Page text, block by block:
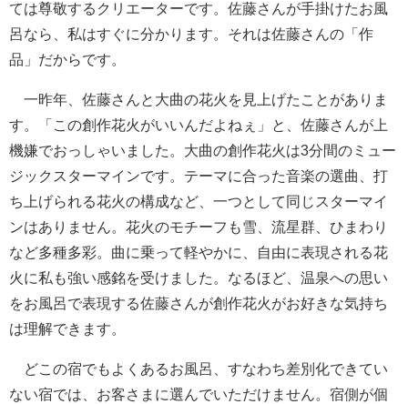
ては尊敬するクリエーターです。佐藤さんが手掛けたお風
呂なら、私はすぐに分かります。それは佐藤さんの「作
品」だからです。
一昨年、佐藤さんと大曲の花火を見上げたことがありま
す。「この創作花火がいいんだよねぇ」と、佐藤さんが上
機嫌でおっしゃいました。大曲の創作花火は3分間のミュー
ジックスターマインです。テーマに合った音楽の選曲、打
ち上げられる花火の構成など、一つとして同じスターマイ
ンはありません。花火のモチーフも雪、流星群、ひまわり
など多種多彩。曲に乗って軽やかに、自由に表現される花
火に私も強い感銘を受けました。なるほど、温泉への思い
をお風呂で表現する佐藤さんが創作花火がお好きな気持ち
は理解できます。
どこの宿でもよくあるお風呂、すなわち差別化できてい
ない宿では、お客さまに選んでいただけません。宿側が個